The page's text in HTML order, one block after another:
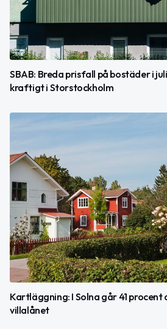
SBAB: Breda prisfall på bostäder i
kraftigt i Storstockholm
Kartläggning: I Solna går 41
villalånet